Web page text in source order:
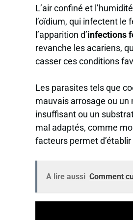
L’air confiné et
l’oïdium, qui infectent le
l’apparition d’infections
revanche les acariens,
casser ces conditions
Les parasites tels que
mauvais arrosage ou un
insuffisant ou un
mal adaptés, comme
facteurs permet
A lire aussi Comment